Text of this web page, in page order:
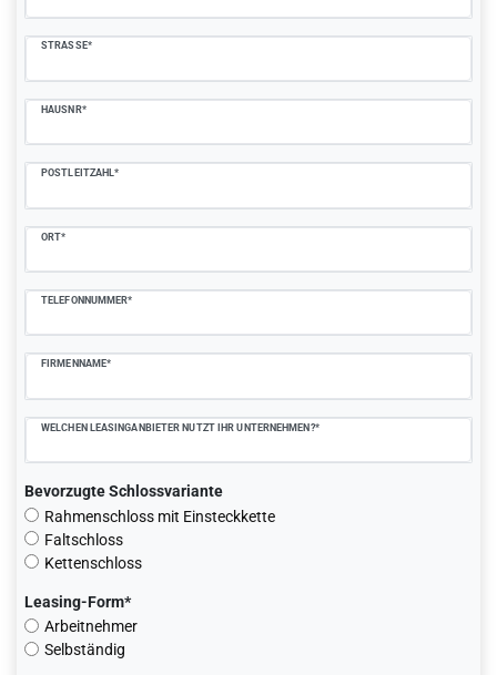
STRASSE*
HAUSNR*
POSTLEITZAHL*
ORT*
TELEFONNUMMER*
FIRMENNAME*
WELCHEN LEASINGANBIETER NUTZT IHR UNTERNEHMEN?*
Bevorzugte Schlossvariante
Rahmenschloss mit Einsteckkette
Faltschloss
Kettenschloss
Leasing-Form*
Arbeitnehmer
Selbständig